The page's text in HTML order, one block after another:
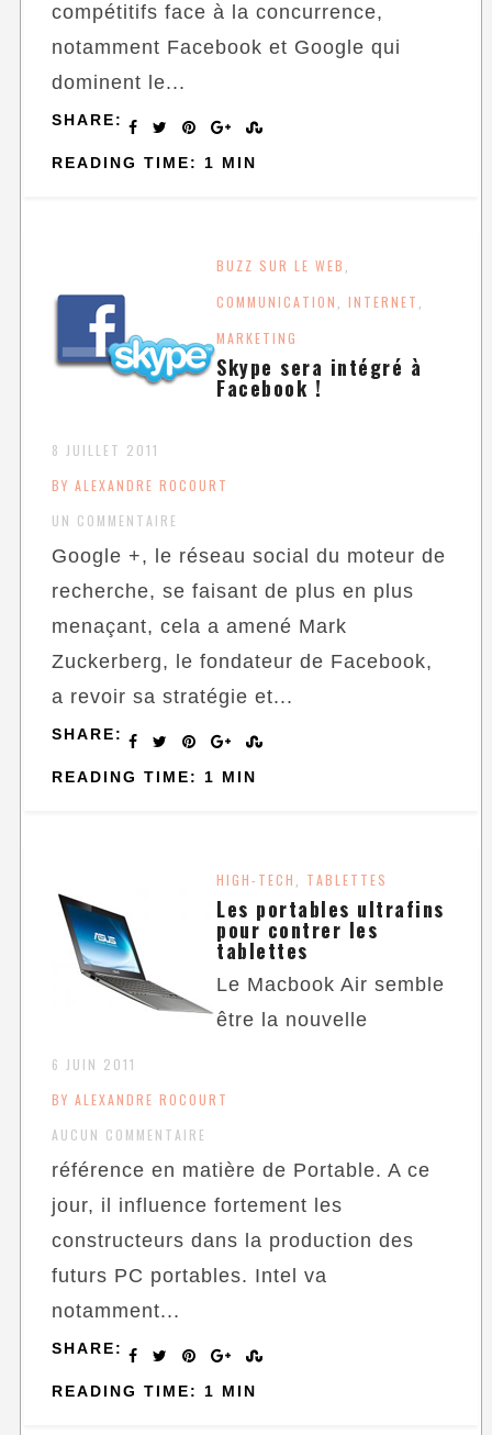
compétitifs face à la concurrence,
notamment Facebook et Google qui
dominent le...
SHARE:
READING TIME: 1 MIN
BUZZ SUR LE WEB
COMMUNICATION INTERNET
MARKETING
Skype sera intégré à
Facebook !
8 JUILLET 2011
BY ALEXANDRE ROCOURT
UN COMMENTAIRE
Google +, le réseau social du moteur de
recherche, se faisant de plus en plus
menaçant, cela a amené Mark
Zuckerberg, le fondateur de Facebook,
a revoir sa stratégie et...
SHARE:
READING TIME: 1 MIN
HIGH-TECH TABLETTES
Les portables ultrafins
pour contrer les
tablettes
6 JUIN 2011
BY ALEXANDRE ROCOURT
AUCUN COMMENTAIRE
Le Macbook Air semble
être la nouvelle
référence en matière de Portable. A ce
jour, il influence fortement les
constructeurs dans la production des
futurs PC portables. Intel va
notamment...
SHARE:
READING TIME: 1 MIN